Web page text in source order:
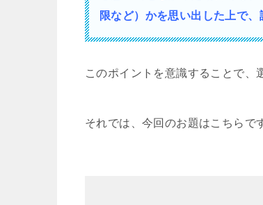
限など）かを思い出した上で
このポイントを意識することで、
それでは、今回のお題はこちらで